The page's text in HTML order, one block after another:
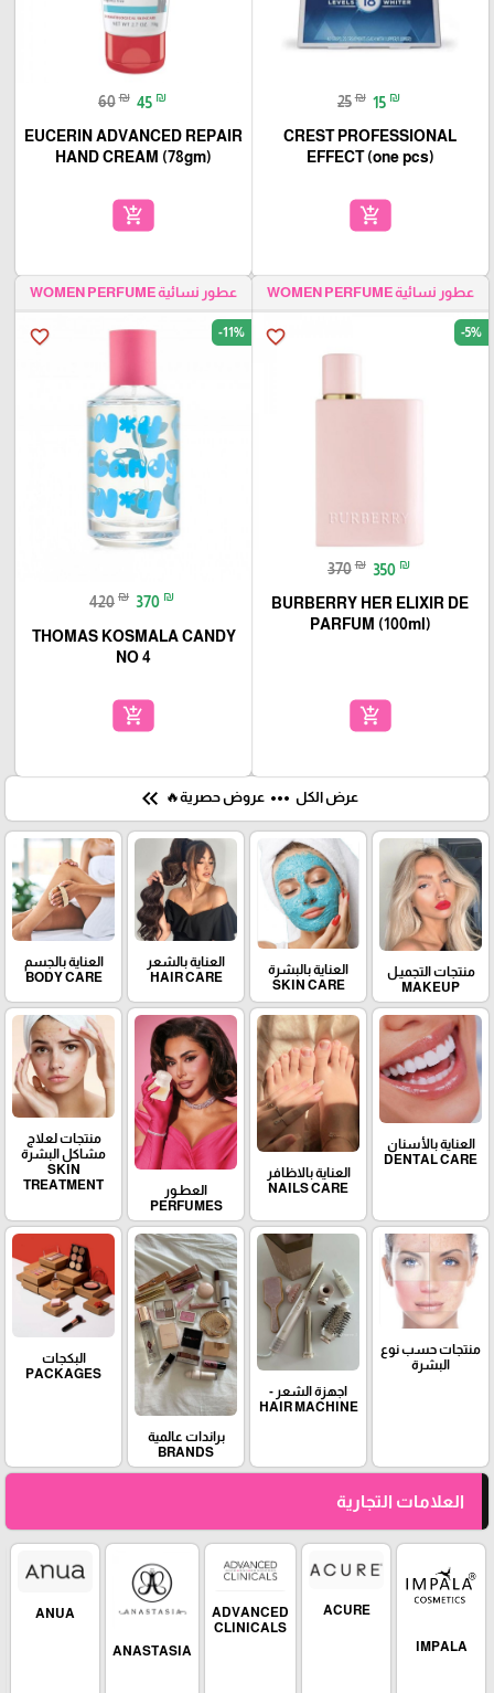
25 ₪ 15 ₪
CREST PROFESSIONAL
EFFECT (one pcs)
add_shopping_cart
60 ₪ 45 ₪
EUCERIN ADVANCED REPAIR
HAND CREAM (78gm)
add_shopping_cart
عطور نسائية WOMEN PERFUME
favorite_border -5%
370 ₪ 350 ₪
BURBERRY HER ELIXIR DE
PARFUM (100ml)
add_shopping_cart
عطور نسائية WOMEN PERFUME
favorite_border -11%
420 ₪ 370 ₪
THOMAS KOSMALA CANDY
NO 4
add_shopping_cart
عرض الكل more_horiz عروض حصرية🔥 keyboard_double_arrow_left
منتجات التجميـل
MAKEUP
العناية بالبشرة
SKIN CARE
العناية بالشعر
HAIR CARE
العناية بالجسم
BODY CARE
العناية بالأسنان
DENTAL CARE
العناية بالاظافر
NAILS CARE
العطـور
PERFUMES
منتجات لعلاج
مشاكل البشرة
SKIN
TREATMENT
منتجات حسب نوع
البشرة
اجهزة الشعر -
HAIR MACHINE
براندات عالمية
BRANDS
البكجات
PACKAGES
العلامات التجارية
IMPALA
ACURE
ADVANCED
CLINICALS
ANASTASIA
ANUA